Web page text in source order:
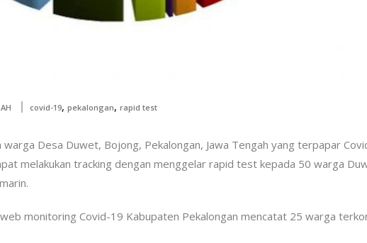
covid-19, pekalongan, rapid test
warga Desa Duwet, Bojong, Pekalongan, Jawa Tengah yang terpapar
melakukan tracking dengan menggelar rapid test kepada 50 warga
monitoring Covid-19 Kabupaten Pekalongan mencatat 25 warga